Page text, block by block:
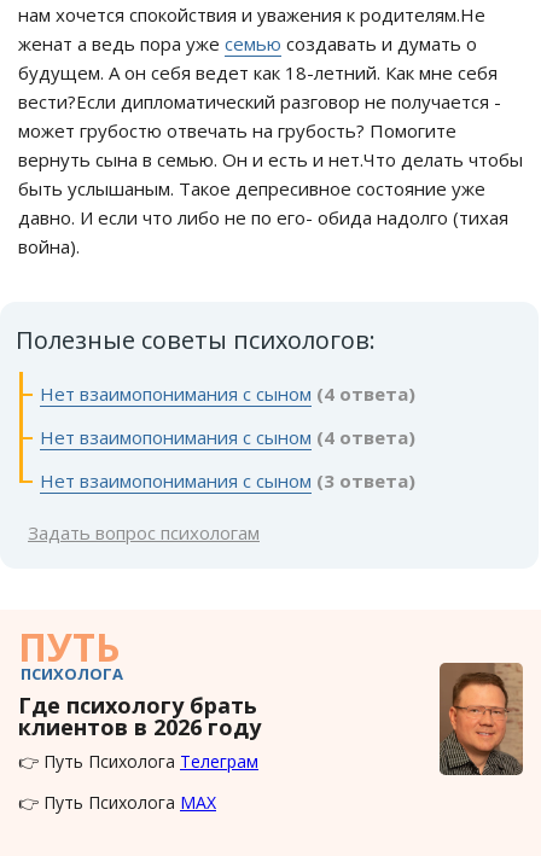
нам хочется спокойствия и уважения к родителям.Не
женат а ведь пора уже семью создавать и думать о
будущем. А он себя ведет как 18-летний. Как мне себя
вести?Если дипломатический разговор не получается -
может грубостю отвечать на грубость? Помогите
вернуть сына в семью. Он и есть и нет.Что делать чтобы
быть услышаным. Такое депресивное состояние уже
давно. И если что либо не по его- обида надолго (тихая
война).
Полезные советы психологов:
Нет взаимопонимания с сыном (4 ответа)
Нет взаимопонимания с сыном (4 ответа)
Нет взаимопонимания с сыном (3 ответа)
Задать вопрос психологам
ПУТЬ
ПСИХОЛОГА
Где психологу брать
клиентов в 2026 году
👉 Путь Психолога Телеграм
👉 Путь Психолога MAX